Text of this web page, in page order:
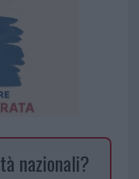
nazionali?